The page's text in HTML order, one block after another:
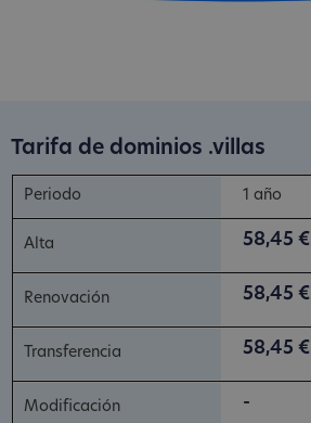
Tarifa de dominios .villas
1 año
58,45 €
58,45 €
58,45 €
-